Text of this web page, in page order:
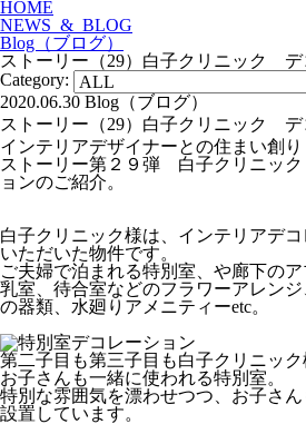
HOME
NEWS & BLOG
Blog（ブログ）
ストーリー（29）白子クリニック デ
Category:
2020.06.30 Blog（ブログ）
ストーリー（29）白子クリニック デ
インテリアデザイナーとの住まい創り
ストーリー第２９弾 白子クリニッ
ョンのご紹介。
白子クリニック様は、インテリアデ
いただいた物件です。
ご夫婦で泊まれる特別室、や廊下の
乳室、待合室などのフラワーアレン
の器類、水廻りアメニティーetc。
第二子目も第三子目も白子クリニック
お子さんも一緒に使われる特別室。
特別な雰囲気を漂わせつつ、お子さ
設置しています。